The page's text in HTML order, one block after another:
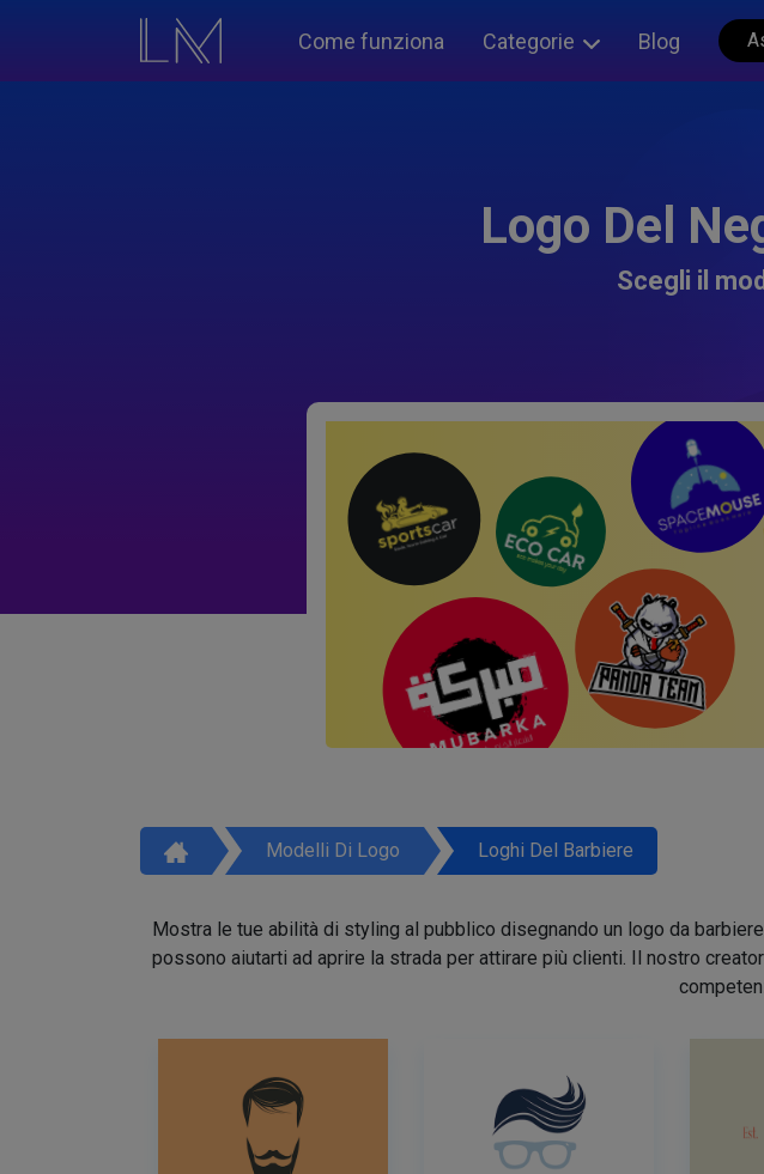
Come funziona Categorie Blog
Logo Del
Scegli il
Modelli Di Logo Loghi Del Barbiere
Mostra le tue abilità di styling al pubblico disegnando un logo da
possono aiutarti ad aprire la strada per attirare più clienti. Il nostro